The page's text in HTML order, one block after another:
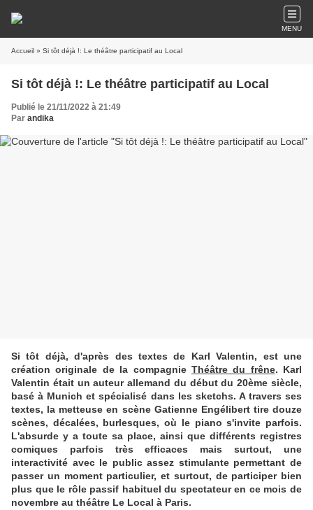
MENU
Accueil » Si tôt déjà !: Le théâtre participatif au Local
Si tôt déjà !: Le théâtre participatif au Local
Publié le 21/11/2022 à 21:49
Par andika
Si tôt déjà, d'après des textes de Karl Valentin, est une
création originale de la compagnie Théâtre du frêne. Karl
Valentin était un auteur allemand du début du 20ème siècle,
basé à Munich et spécialisé dans les sketchs. A travers ses
textes, la metteuse en scène Gatienne Engélibert tire douze
scènes, décalées, burlesques, où le piano s'invite parfois.
L'absurde y a toute sa place, ainsi que différents registres
comiques parfois très efficaces mais surtout, une
interactivité avec le public assez stimulante permettant de
passer un moment particulier, et surtout, de participer bien
plus que le rôle passif habituel du spectateur en ce mois de
novembre au théâtre Le Local à Paris.